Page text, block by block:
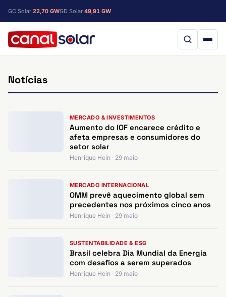
GC Solar 22,70 GWGD Solar 49,91 GW
Notícias
MERCADO & INVESTIMENTOS
Aumento do IOF encarece crédito e
afeta empresas e consumidores do
setor solar
Henrique Hein · 29 maio
MERCADO INTERNACIONAL
OMM prevê aquecimento global sem
precedentes nos próximos cinco anos
Henrique Hein · 29 maio
SUSTENTABILIDADE & ESG
Brasil celebra Dia Mundial da Energia
com desafios a serem superados
Henrique Hein · 29 maio